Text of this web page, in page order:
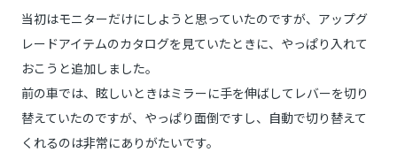
当初はモニターだけにしようと思っていたのですが、アップグ
レードアイテムのカタログを見ていたときに、やっぱり入れて
おこうと追加しました。
前の車では、眩しいときはミラーに手を伸ばしてレバーを切り
替えていたのですが、やっぱり面倒ですし、自動で切り替えて
くれるのは非常にありがたいです。